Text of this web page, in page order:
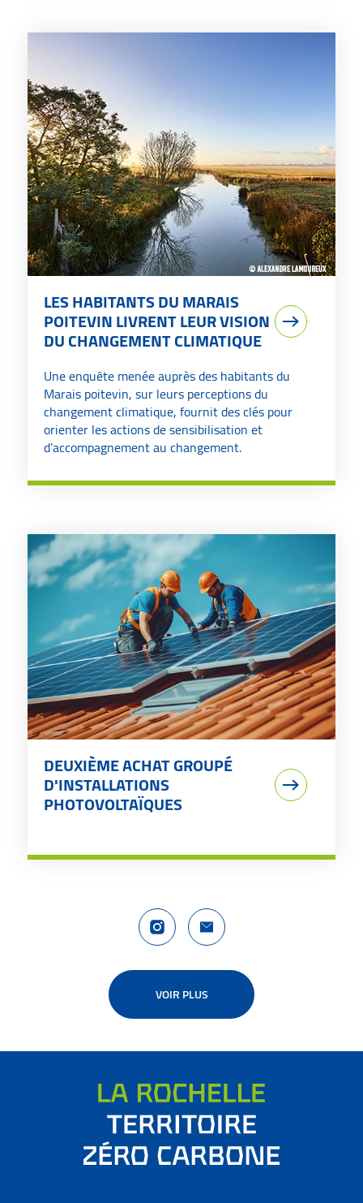
LES HABITANTS DU MARAIS
POITEVIN LIVRENT LEUR VISION
DU CHANGEMENT CLIMATIQUE
Une enquête menée auprès des habitants du
Marais poitevin, sur leurs perceptions du
changement climatique, fournit des clés pour
orienter les actions de sensibilisation et
d’accompagnement au changement.
DEUXIÈME ACHAT GROUPÉ
D'INSTALLATIONS
PHOTOVOLTAÏQUES
Compte Instagram La Rochelle
Nous contacter
VOIR PLUS